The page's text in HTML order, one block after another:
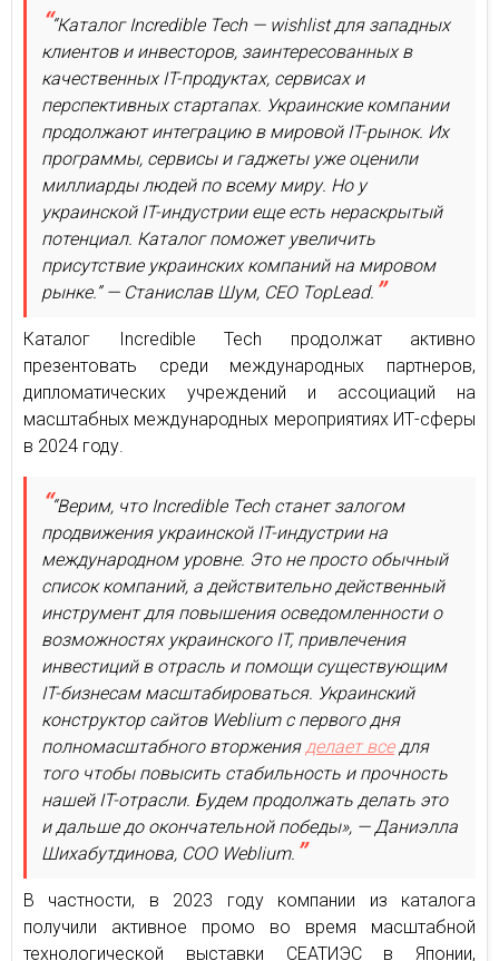
“Каталог Incredible Tech — wishlist для западных
клиентов и инвесторов, заинтересованных в
качественных IT-продуктах, сервисах и
перспективных стартапах. Украинские компании
продолжают интеграцию в мировой IT-рынок. Их
программы, сервисы и гаджеты уже оценили
миллиарды людей по всему миру. Но у
украинской IT-индустрии еще есть нераскрытый
потенциал. Каталог поможет увеличить
присутствие украинских компаний на мировом
рынке.” — Станислав Шум, СЕО TopLead.
Каталог Incredible Tech продолжат активно
презентовать среди международных партнеров,
дипломатических учреждений и ассоциаций на
масштабных международных мероприятиях ИТ-сферы
в 2024 году.
“Верим, что Incredible Tech станет залогом
продвижения украинской IT-индустрии на
международном уровне. Это не просто обычный
список компаний, а действительно действенный
инструмент для повышения осведомленности о
возможностях украинского IT, привлечения
инвестиций в отрасль и помощи существующим
IT-бизнесам масштабироваться. Украинский
конструктор сайтов Weblium с первого дня
полномасштабного вторжения делает вседля
того чтобы повысить стабильность и прочность
нашей IT-отрасли. Будем продолжать делать это
и дальше до окончательной победы», — Даниэлла
Шихабутдинова, СОО Weblium.
В частности, в 2023 году компании из каталога
получили активное промо во время масштабной
технологической выставки СЕАТИЭС в Японии,